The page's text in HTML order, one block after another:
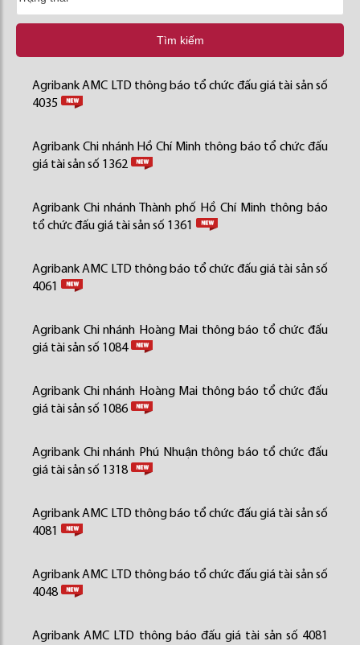
Tìm kiếm
Agribank AMC LTD thông báo tổ chức đấu giá tài sản số
4035
Agribank Chi nhánh Hồ Chí Minh thông báo tổ chức đấu
giá tài sản số 1362
Agribank Chi nhánh Thành phố Hồ Chí Minh thông báo
tổ chức đấu giá tài sản số 1361
Agribank AMC LTD thông báo tổ chức đấu giá tài sản số
4061
Agribank Chi nhánh Hoàng Mai thông báo tổ chức đấu
giá tài sản số 1084
Agribank Chi nhánh Hoàng Mai thông báo tổ chức đấu
giá tài sản số 1086
Agribank Chi nhánh Phú Nhuận thông báo tổ chức đấu
giá tài sản số 1318
Agribank AMC LTD thông báo tổ chức đấu giá tài sản số
4081
Agribank AMC LTD thông báo tổ chức đấu giá tài sản số
4048
Agribank AMC LTD thông báo đấu giá tài sản số 4081